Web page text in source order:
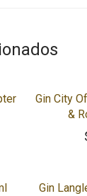
Gin City
&
Gin